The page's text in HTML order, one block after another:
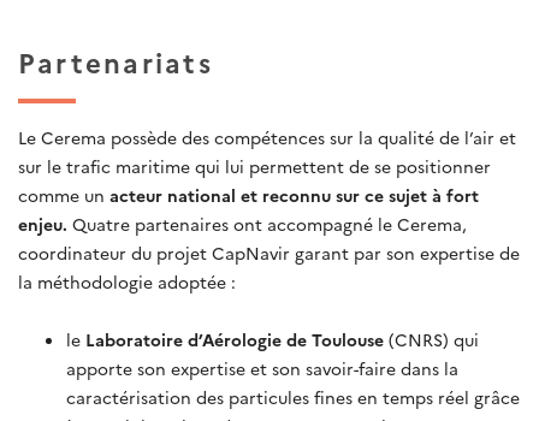
Partenariats
Le Cerema possède des compétences sur la qualité de l’air et
sur le trafic maritime qui lui permettent de se positionner
comme un acteur national et reconnu sur ce sujet à fort
enjeu. Quatre partenaires ont accompagné le Cerema,
coordinateur du projet CapNavir garant par son expertise de
la méthodologie adoptée :
le Laboratoire d’Aérologie de Toulouse (CNRS) qui
apporte son expertise et son savoir-faire dans la
caractérisation des particules fines en temps réel grâce